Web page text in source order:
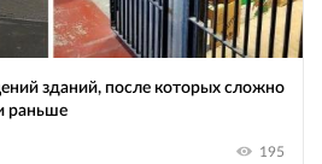
зданий, после которых сложно
раньше
195